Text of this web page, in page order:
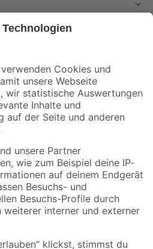
und Aktionen mehr verpassen!
Versandarten